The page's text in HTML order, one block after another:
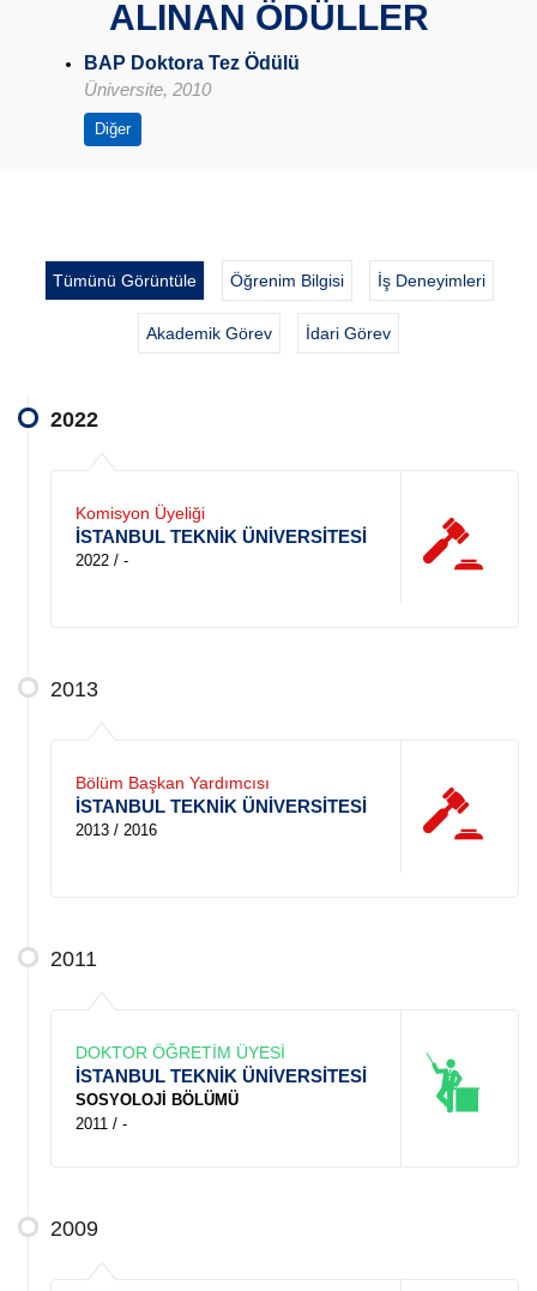
ALINAN ÖDÜLLER
BAP Doktora Tez Ödülü
Üniversite, 2010
Diğer
Tümünü Görüntüle Öğrenim Bilgisi İş Deneyimleri
Akademik Görev İdari Görev
2022
Komisyon Üyeliği
İSTANBUL TEKNİK ÜNİVERSİTESİ
2022 / -
2013
Bölüm Başkan Yardımcısı
İSTANBUL TEKNİK ÜNİVERSİTESİ
2013 / 2016
2011
DOKTOR ÖĞRETİM ÜYESİ
İSTANBUL TEKNİK ÜNİVERSİTESİ
SOSYOLOJİ BÖLÜMÜ
2011 / -
2009